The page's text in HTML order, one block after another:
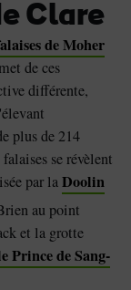
Clare
de Moher
de ces
différente,
plus de 214
se révèlent
par laDoolin
au point
et la grotte
Prince de Sang-